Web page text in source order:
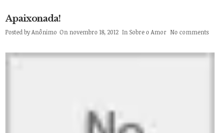
Apaixonada!
Posted byAnônimo On novembro 18, 2012 In Sobre o Amor No comments